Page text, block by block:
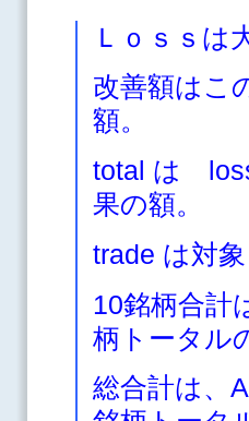
Ｌｏｓｓは
改善額はこ
額。
total は
果の額。
trade は対象
10銘柄合計
柄トータル
総合計は、